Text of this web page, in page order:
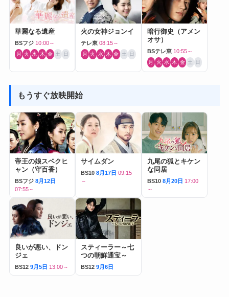
華麗なる遺産
BSフジ 10:00～
月 火 水 木 金 土 日
火の女神ジョンイ
テレ東 08:15～
月 火 水 木 金 土 日
暗行御史（アメン
オサ）
BSテレ東 10:55～
月 火 水 木 金 土 日
もうすぐ放映開始
帝王の娘スベクヒ
ャン（守百香）
BSフジ 8月12日
07:55～
サイムダン
BS10 8月17日 09:15
～
九尾の狐とキケン
な同居
BS10 8月20日 17:00
～
良いが悪い、ドン
ジェ
BS12 9月5日 13:00～
スティーラー～七
つの朝鮮通宝～
BS12 9月6日